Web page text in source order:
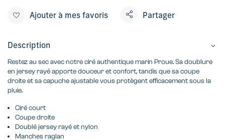
Ajouter à mes favoris Partager
Description
Restez au sec avec notre ciré authentique marin Proue. Sa doublure
en jersey rayé apporte douceur et confort, tandis que sa coupe
droite et sa capuche ajustable vous protègent efficacement sous la
pluie.
Ciré court
Coupe droite
Doublé jersey rayé et nylon
Manches raglan